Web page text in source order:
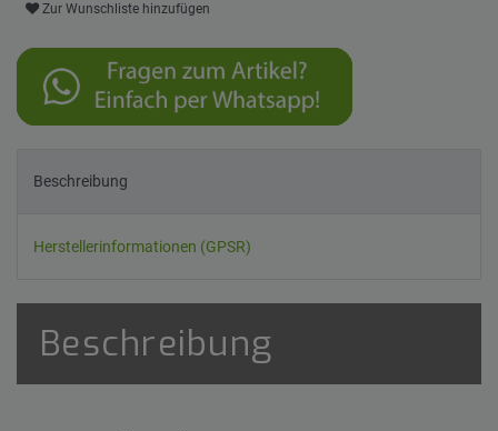
Zur Wunschliste hinzufügen
Beschreibung
Herstellerinformationen (GPSR)
Beschreibung